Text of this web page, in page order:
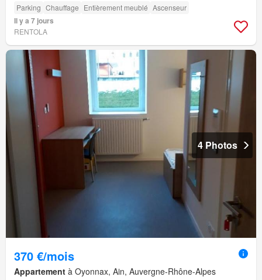
Parking Chauffage Entièrement meublé Ascenseur
Il y a 7 jours
RENTOLA
4 Photos
370 €/mois
Appartement à Oyonnax, Ain, Auvergne-Rhône-Alpes